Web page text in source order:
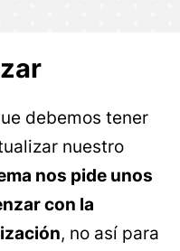
debemos tener
nuestro
nos pide unos
con la
, no así para